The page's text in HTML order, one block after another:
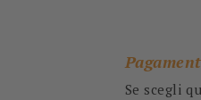
Se scegli